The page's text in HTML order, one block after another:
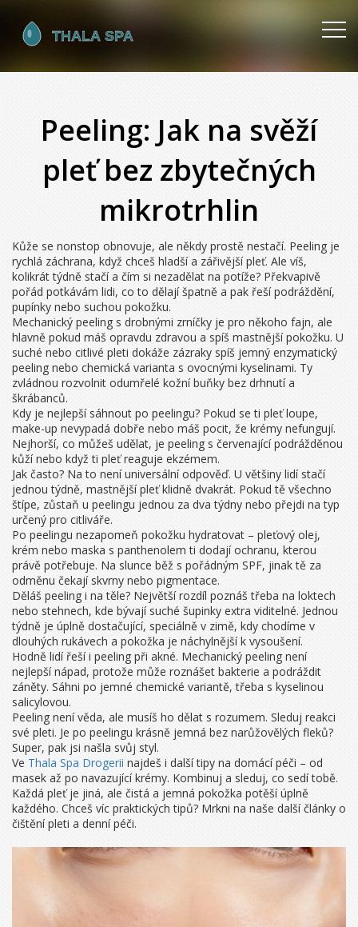
Peeling: Jak na svěží
pleť bez zbytečných
mikrotrhlin
Kůže se nonstop obnovuje, ale někdy prostě nestačí. Peeling je
rychlá záchrana, když chceš hladší a zářivější pleť. Ale víš,
kolikrát týdně stačí a čím si nezadělat na potíže? Překvapivě
pořád potkávám lidi, co to dělají špatně a pak řeší podráždění,
pupínky nebo suchou pokožku.
Mechanický peeling s drobnými zrníčky je pro někoho fajn, ale
hlavně pokud máš opravdu zdravou a spíš mastnější pokožku. U
suché nebo citlivé pleti dokáže zázraky spíš jemný enzymatický
peeling nebo chemická varianta s ovocnými kyselinami. Ty
zvládnou rozvolnit odumřelé kožní buňky bez drhnutí a
škrábanců.
Kdy je nejlepší sáhnout po peelingu? Pokud se ti pleť loupe,
make-up nevypadá dobře nebo máš pocit, že krémy nefungují.
Nejhorší, co můžeš udělat, je peeling s červenající podrážděnou
kůží nebo když ti pleť reaguje ekzémem.
Jak často? Na to není universální odpověď. U většiny lidí stačí
jednou týdně, mastnější pleť klidně dvakrát. Pokud tě všechno
štípe, zůstaň u peelingu jednou za dva týdny nebo přejdi na typ
určený pro citliváře.
Po peelingu nezapomeň pokožku hydratovat – pleťový olej,
krém nebo maska s panthenolem ti dodají ochranu, kterou
právě potřebuje. Na slunce běž s pořádným SPF, jinak tě za
odměnu čekají skvrny nebo pigmentace.
Děláš peeling i na těle? Největší rozdíl poznáš třeba na loktech
nebo stehnech, kde bývají suché šupinky extra viditelné. Jednou
týdně je úplně dostačující, speciálně v zimě, kdy chodíme v
dlouhých rukávech a pokožka je náchylnější k vysoušení.
Hodně lidí řeší i peeling při akné. Mechanický peeling není
nejlepší nápad, protože může roznášet bakterie a podráždit
záněty. Sáhni po jemné chemické variantě, třeba s kyselinou
salicylovou.
Peeling není věda, ale musíš ho dělat s rozumem. Sleduj reakci
své pleti. Je po peelingu krásně jemná bez narůžovělých fleků?
Super, pak jsi našla svůj styl.
Ve Thala Spa Drogerii najdeš i další tipy na domácí péči – od
masek až po navazující krémy. Kombinuj a sleduj, co sedí tobě.
Každá pleť je jiná, ale čistá a jemná pokožka potěší úplně
každého. Chceš víc praktických tipů? Mrkni na naše další články o
čištění pleti a denní péči.